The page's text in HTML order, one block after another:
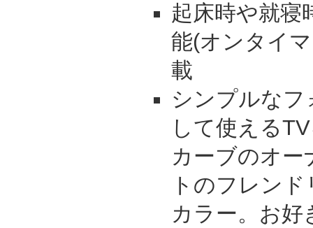
起床時や就寝
能(オンタイ
載
シンプルな
して使える
カーブのオ
トのフレン
カラー。お好